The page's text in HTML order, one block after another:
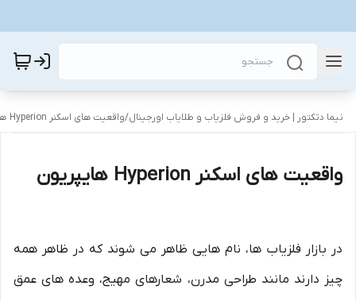
نیما دتکتور | خرید و فروش فلزیاب و طلایاب اورجینال/واقعیت های اسکنر Hyperion هایپریون
واقعیت های اسکنر Hyperion هایپریون
در بازار فلزیاب ها، نام هایی ظاهر می شوند که در ظاهر همه
چیز دارند مانند طراحی مدرن، شعارهای مهیج، وعده های عمق